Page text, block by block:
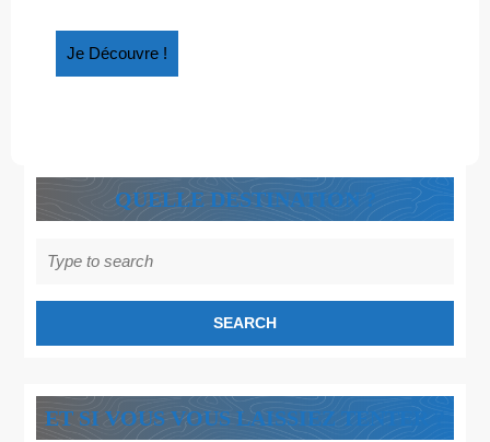
Je Découvre !
Découvre
QUELLE DESTINATION ?
for:
ET SI VOUS VOUS LAISSIEZ TENTER ?